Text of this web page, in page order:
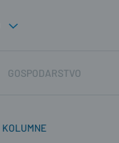
GOSPODARSTVO
KOLUMNE